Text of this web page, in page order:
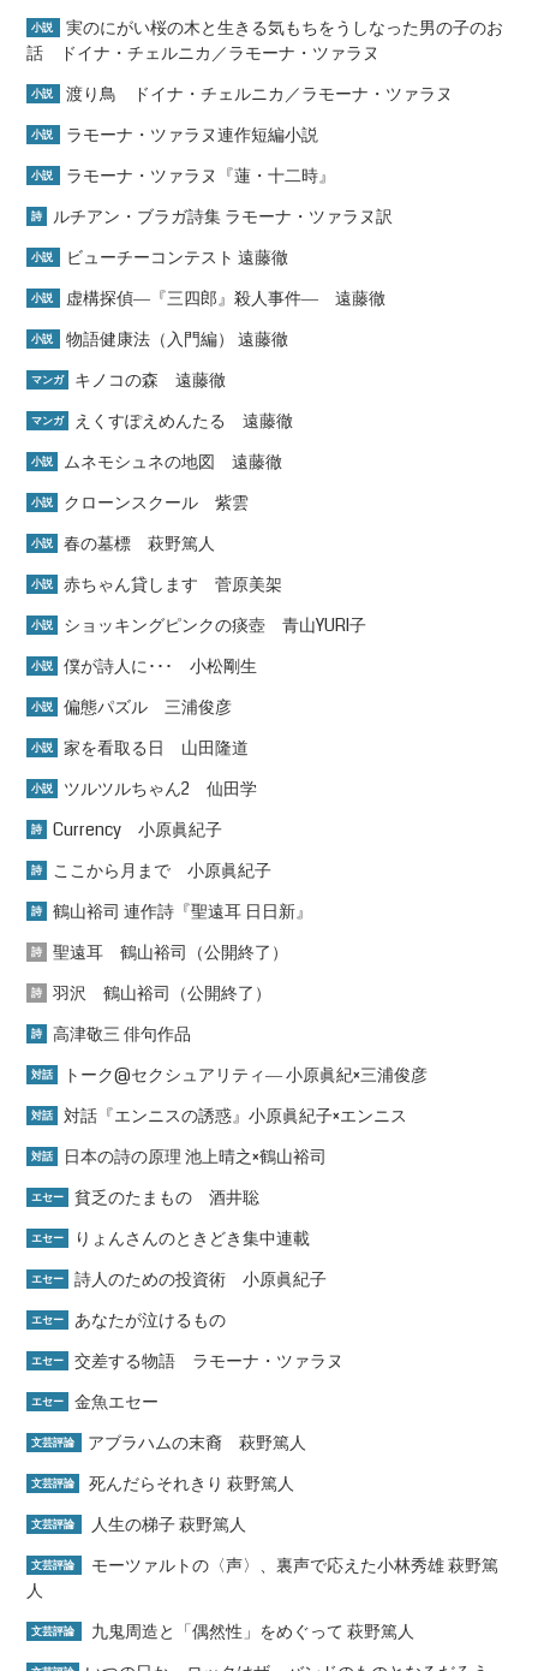
小説
実のにがい桜の木と生きる気もちをうしなった男の子のお
話 ドイナ・チェルニカ／ラモーナ・ツァラヌ
小説 渡り鳥 ドイナ・チェルニカ／ラモーナ・ツァラヌ
小説 ラモーナ・ツァラヌ連作短編小説
小説 ラモーナ・ツァラヌ『蓮・十二時』
詩 ルチアン・ブラガ詩集 ラモーナ・ツァラヌ訳
小説 ビューチーコンテスト 遠藤徹
小説 虚構探偵―『三四郎』殺人事件― 遠藤徹
小説 物語健康法（入門編） 遠藤徹
マンガ キノコの森 遠藤徹
マンガ えくすぽえめんたる 遠藤徹
小説 ムネモシュネの地図 遠藤徹
小説 クローンスクール 紫雲
小説 春の墓標 萩野篤人
小説 赤ちゃん貸します 菅原美架
小説 ショッキングピンクの痰壺 青山YURI子
小説 僕が詩人に･･･ 小松剛生
小説 偏態パズル 三浦俊彦
小説 家を看取る日 山田隆道
小説 ツルツルちゃん2 仙田学
詩 Currency 小原眞紀子
詩 ここから月まで 小原眞紀子
詩 鶴山裕司 連作詩『聖遠耳 日日新』
詩 聖遠耳 鶴山裕司（公開終了）
詩 羽沢 鶴山裕司（公開終了）
詩 高津敬三 俳句作品
対話 トーク@セクシュアリティ― 小原眞紀×三浦俊彦
対話 対話『エンニスの誘惑』小原眞紀子×エンニス
対話 日本の詩の原理 池上晴之×鶴山裕司
エセー 貧乏のたまもの 酒井聡
エセー りょんさんのときどき集中連載
エセー 詩人のための投資術 小原眞紀子
エセー あなたが泣けるもの
エセー 交差する物語 ラモーナ・ツァラヌ
エセー 金魚エセー
文芸評論 アブラハムの末裔 萩野篤人
文芸評論 死んだらそれきり 萩野篤人
文芸評論 人生の梯子 萩野篤人
文芸評論
モーツァルトの〈声〉、裏声で応えた小林秀雄 萩野篤
人
文芸評論 九鬼周造と「偶然性」をめぐって 萩野篤人